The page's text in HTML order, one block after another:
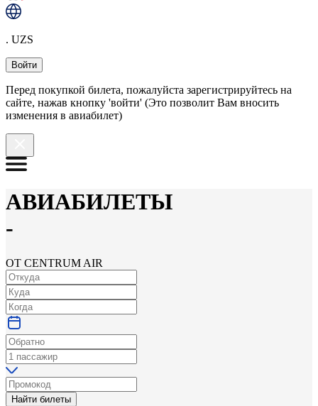
. UZS
Войти
Перед покупкой билета, пожалуйста зарегистрируйтесь на
сайте, нажав кнопку 'войти' (Это позволит Вам вносить
изменения в авиабилет)
АВИАБИЛЕТЫ
-
ОТ CENTRUM AIR
Найти билеты